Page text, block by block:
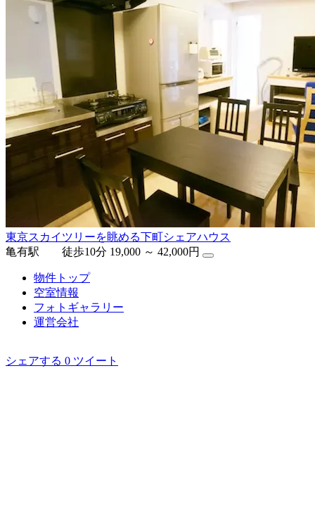
東京スカイツリーを眺める下町シェアハウス
亀有駅 徒歩10分 19,000 ～ 42,000円
物件トップ
空室情報
フォト ギャラリー
運営会社
シェアする 0 ツイート